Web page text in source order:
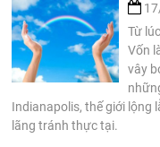
Từ
Vốn
vây
Indianapolis, thế giới lộng
lãng tránh thực tại.